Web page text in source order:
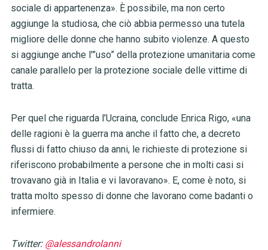
sociale di appartenenza». È possibile, ma non certo
aggiunge la studiosa, che ciò abbia permesso una tutela
migliore delle donne che hanno subito violenze. A questo
si aggiunge anche l'”uso” della protezione umanitaria come
canale parallelo per la protezione sociale delle vittime di
tratta.
Per quel che riguarda l’Ucraina, conclude Enrica Rigo, «una
delle ragioni è la guerra ma anche il fatto che, a decreto
flussi di fatto chiuso da anni, le richieste di protezione si
riferiscono probabilmente a persone che in molti casi si
trovavano già in Italia e vi lavoravano». E, come è noto, si
tratta molto spesso di donne che lavorano come badanti o
infermiere.
Twitter: @alessandrolanni